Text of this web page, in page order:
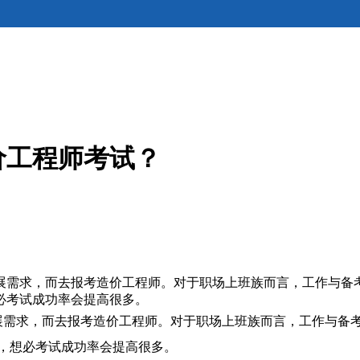
程师考试？
求，而去报考造价工程师。对于职场上班族而言，工作与
试成功率会提高很多。
，而去报考造价工程师。对于职场上班族而言，工作与备
必考试成功率会提高很多。